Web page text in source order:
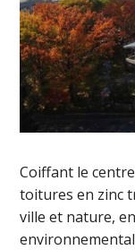
Coiffant le
toitures en zinc
ville et nature,